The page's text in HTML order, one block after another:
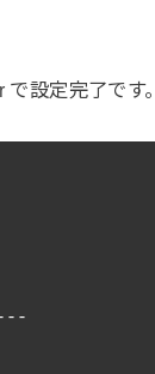
設定完了です。